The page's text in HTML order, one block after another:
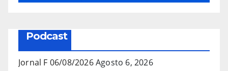
Podcast
Jornal F 06/08/2026Agosto 6, 2026